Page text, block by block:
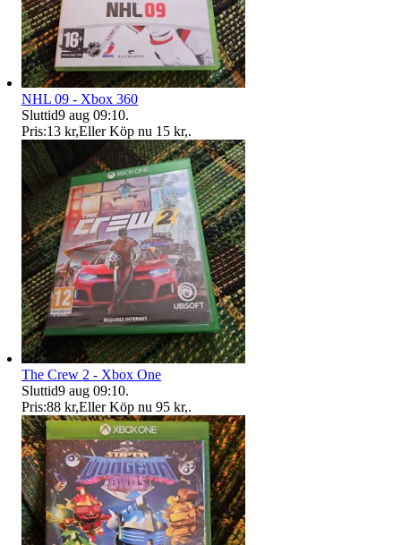
NHL 09 - Xbox 360
Sluttid9 aug 09:10.
Pris:13 kr,Eller Köp nu 15 kr,.
The Crew 2 - Xbox One
Sluttid9 aug 09:10.
Pris:88 kr,Eller Köp nu 95 kr,.